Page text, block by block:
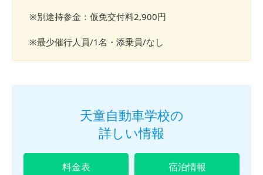
※別途持参金：仮免交付料2,900円
※最少催行人員/1名・添乗員/なし
天童自動車学校の
詳しい情報
料金表 宿泊情報